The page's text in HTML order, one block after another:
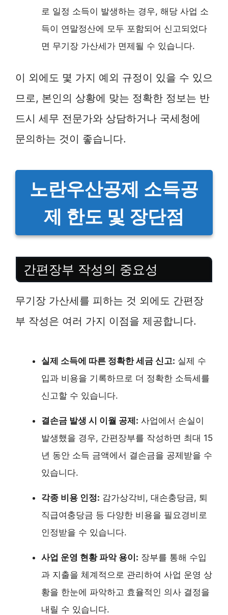
로 일정 소득이 발생하는 경우, 해당 사업 소
득이 연말정산에 모두 포함되어 신고되었다
면 무기장 가산세가 면제될 수 있습니다.
이 외에도 몇 가지 예외 규정이 있을 수 있으
므로, 본인의 상황에 맞는 정확한 정보는 반
드시 세무 전문가와 상담하거나 국세청에
문의하는 것이 좋습니다.
노란우산공제 소득공
제 한도 및 장단점
간편장부 작성의 중요성
무기장 가산세를 피하는 것 외에도 간편장
부 작성은 여러 가지 이점을 제공합니다.
실제 소득에 따른 정확한 세금 신고: 실제 수
입과 비용을 기록하므로 더 정확한 소득세를
신고할 수 있습니다.
결손금 발생 시 이월 공제: 사업에서 손실이
발생했을 경우, 간편장부를 작성하면 최대 15
년 동안 소득 금액에서 결손금을 공제받을 수
있습니다.
각종 비용 인정: 감가상각비, 대손충당금, 퇴
직급여충당금 등 다양한 비용을 필요경비로
인정받을 수 있습니다.
사업 운영 현황 파악 용이: 장부를 통해 수입
과 지출을 체계적으로 관리하여 사업 운영 상
황을 한눈에 파악하고 효율적인 의사 결정을
내릴 수 있습니다.